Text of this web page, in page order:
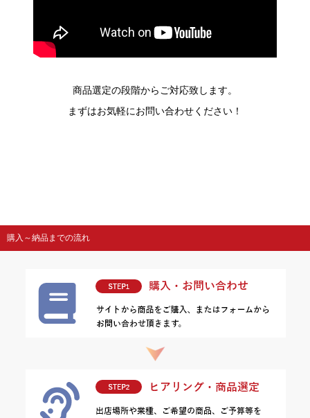
商品選定の段階からご対応致します。
まずはお気軽にお問い合わせください！
購入～納品までの流れ